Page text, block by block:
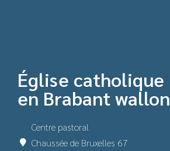
Église catholique
en Brabant wallon
Centre pastoral
Chaussée de Bruxelles 67